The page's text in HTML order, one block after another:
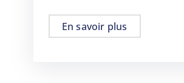
En savoir plus